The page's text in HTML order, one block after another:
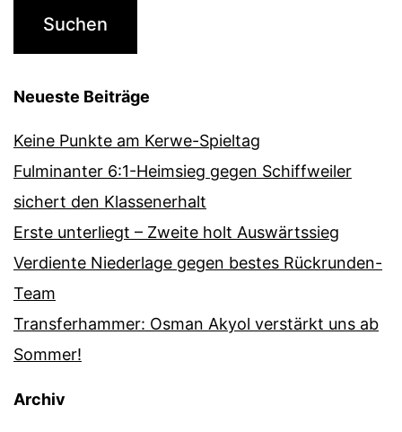
Neueste Beiträge
Keine Punkte am Kerwe-Spieltag
Fulminanter 6:1-Heimsieg gegen Schiffweiler
sichert den Klassenerhalt
Erste unterliegt – Zweite holt Auswärtssieg
Verdiente Niederlage gegen bestes Rückrunden-
Team
Transferhammer: Osman Akyol verstärkt uns ab
Sommer!
Archiv